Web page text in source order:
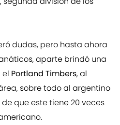
dudas, pero hasta ahora
aparte brindó una
Portland Timbers, al
sobre todo al argentino
de que este tiene 20 veces